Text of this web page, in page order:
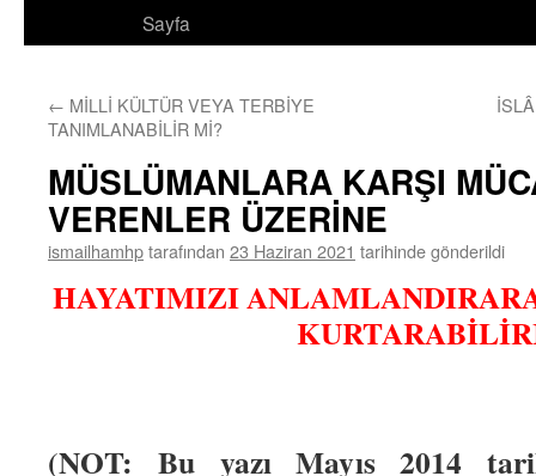
Sayfa
← MİLLİ KÜLTÜR VEYA TERBİYE
TANIMLANABİLİR Mİ?
MÜSLÜMANLARA KARŞI
VERENLER ÜZERİNE
ismailhamhptarafından 23 Haziran 2021 tarihinde gönderildi
HAYATIMIZI
(NOT: Bu yazı Mayıs 2014